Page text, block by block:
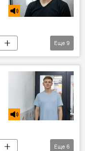
Еще 9
Еще 6